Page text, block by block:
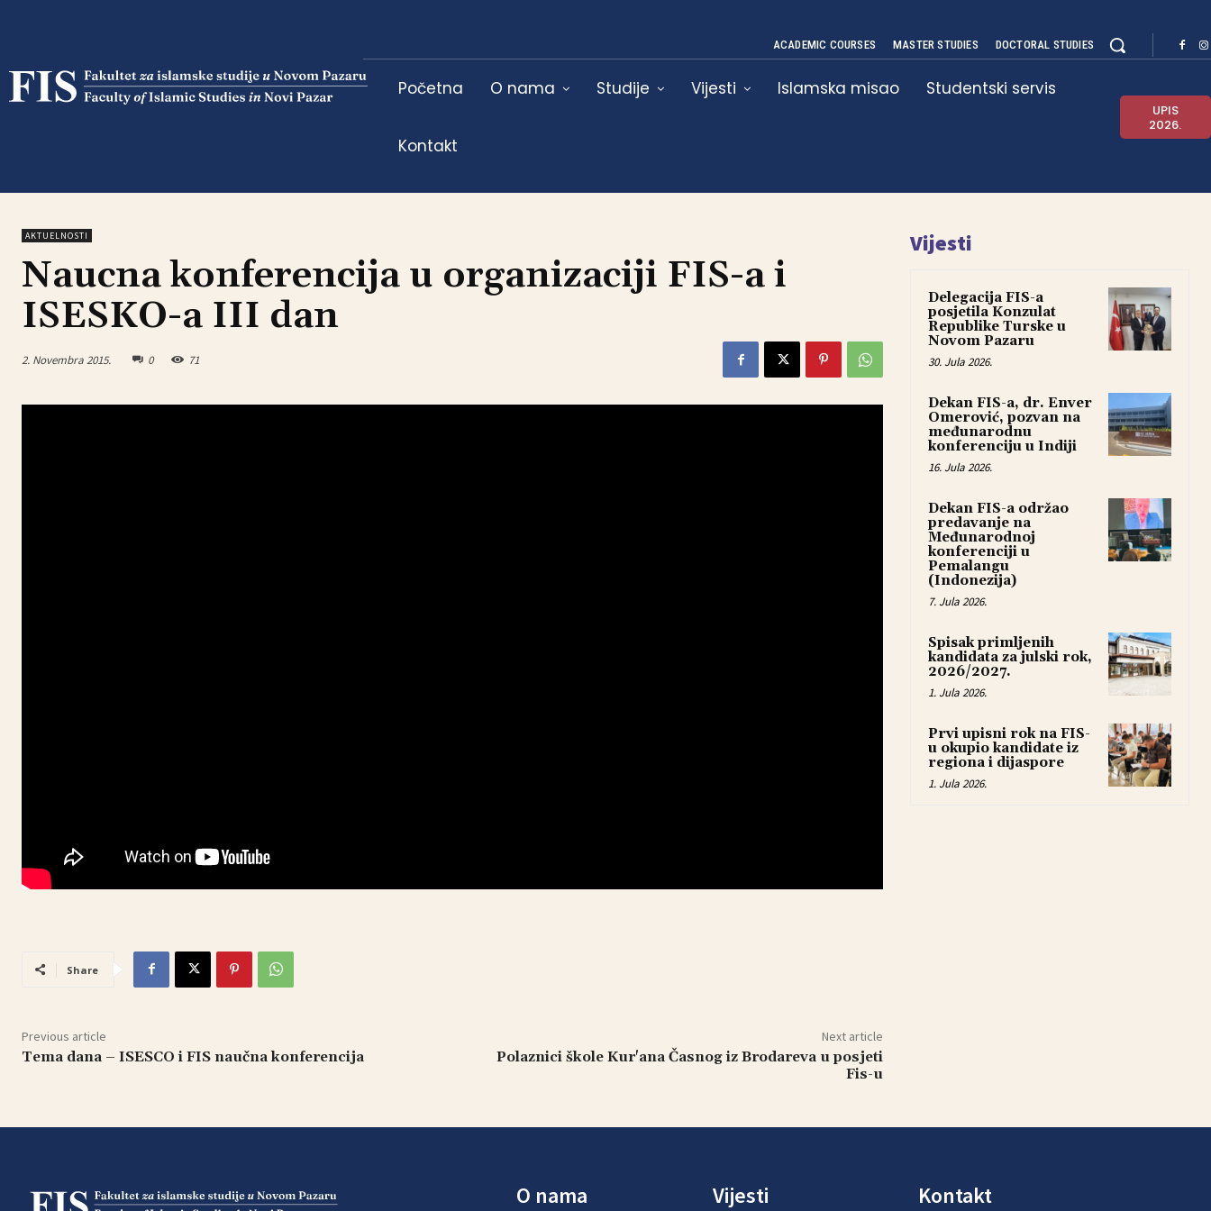
ACADEMIC COURSES MASTER STUDIES DOCTORAL STUDIES
Početna O nama Studije Vijesti Islamska misao Studentski servis
Kontakt
UPIS
2026.
AKTUELNOSTI
Naucna konferencija u organizaciji FIS-a i
ISESKO-a III dan
2. Novembra 2015. 0 71
Share
Previous article
Tema dana – ISESCO i FIS naučna konferencija
Next article
Polaznici škole Kur'ana Časnog iz Brodareva u posjeti
Fis-u
Vijesti
Delegacija FIS-a
posjetila Konzulat
Republike Turske u
Novom Pazaru
30. Jula 2026.
Dekan FIS-a, dr. Enver
Omerović, pozvan na
međunarodnu
konferenciju u Indiji
16. Jula 2026.
Dekan FIS-a održao
predavanje na
Međunarodnoj
konferenciji u
Pemalangu
(Indonezija)
7. Jula 2026.
Spisak primljenih
kandidata za julski rok,
2026/2027.
1. Jula 2026.
Prvi upisni rok na FIS-
u okupio kandidate iz
regiona i dijaspore
1. Jula 2026.
O nama Vijesti Kontakt